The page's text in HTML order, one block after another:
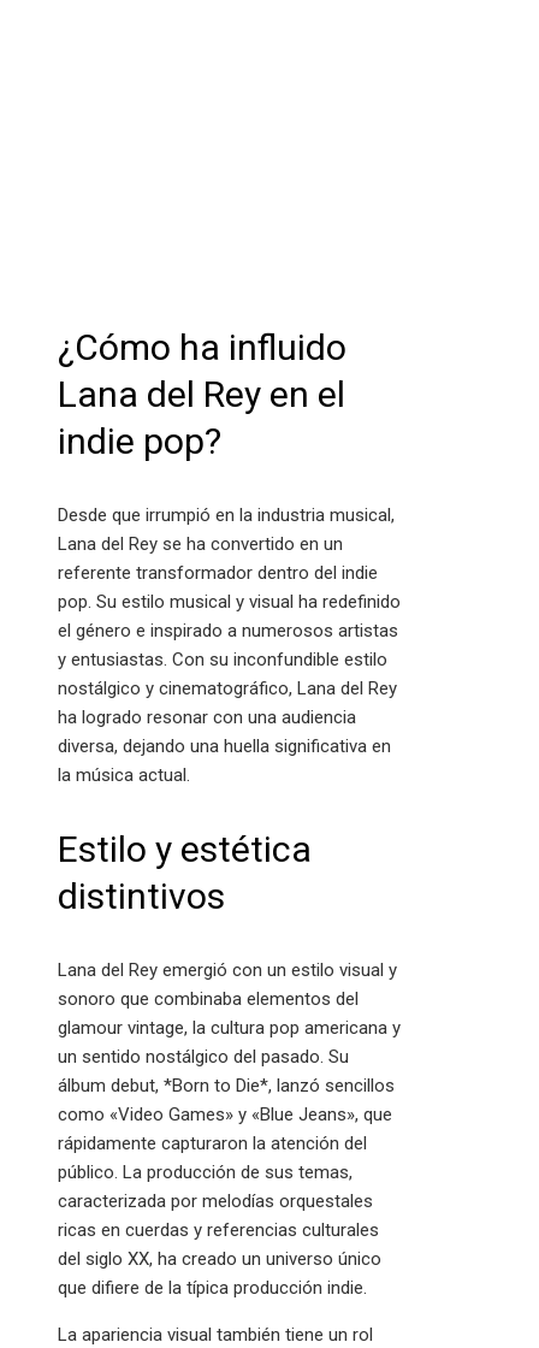
¿Cómo ha influido
Lana del Rey en el
indie pop?
Desde que irrumpió en la industria musical,
Lana del Rey se ha convertido en un
referente transformador dentro del indie
pop. Su estilo musical y visual ha redefinido
el género e inspirado a numerosos artistas
y entusiastas. Con su inconfundible estilo
nostálgico y cinematográfico, Lana del Rey
ha logrado resonar con una audiencia
diversa, dejando una huella significativa en
la música actual.
Estilo y estética
distintivos
Lana del Rey emergió con un estilo visual y
sonoro que combinaba elementos del
glamour vintage, la cultura pop americana y
un sentido nostálgico del pasado. Su
álbum debut, *Born to Die*, lanzó sencillos
como «Video Games» y «Blue Jeans», que
rápidamente capturaron la atención del
público. La producción de sus temas,
caracterizada por melodías orquestales
ricas en cuerdas y referencias culturales
del siglo XX, ha creado un universo único
que difiere de la típica producción indie.
La apariencia visual también tiene un rol